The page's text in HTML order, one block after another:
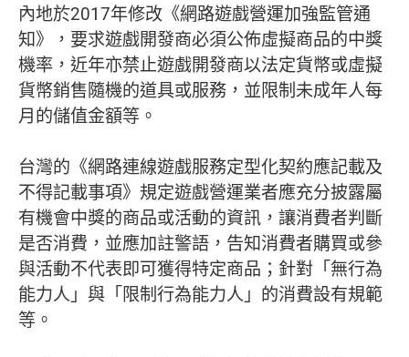
內地於2017年修改《網路遊戲營運加強監管通
知》，要求遊戲開發商必須公佈虛擬商品的中獎
機率，近年亦禁止遊戲開發商以法定貨幣或虛擬
貨幣銷售隨機的道具或服務，並限制未成年人每
月的儲值金額等。
台灣的《網路連線遊戲服務定型化契約應記載及
不得記載事項》規定遊戲營運業者應充分披露屬
有機會中獎的商品或活動的資訊，讓消費者判斷
是否消費，並應加註警語，告知消費者購買或參
與活動不代表即可獲得特定商品；針對「無行為
能力人」與「限制行為能力人」的消費設有規範
等。